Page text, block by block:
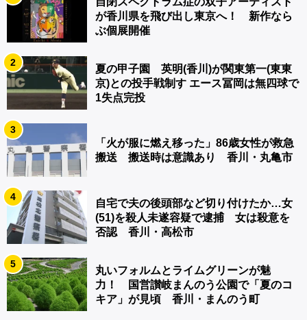
が香川県を飛び出し東京へ！ 新作なら
ぶ個展開催
2
夏の甲子園 英明(香川)が関東第一(東東
京)との投手戦制す エース冨岡は無四球で
1失点完投
3
「火が服に燃え移った」86歳女性が救急
搬送 搬送時は意識あり 香川・丸亀市
4
自宅で夫の後頭部など切り付けたか…女
(51)を殺人未遂容疑で逮捕 女は殺意を
否認 香川・高松市
5
丸いフォルムとライムグリーンが魅
力！ 国営讃岐まんのう公園で「夏のコ
キア」が見頃 香川・まんのう町